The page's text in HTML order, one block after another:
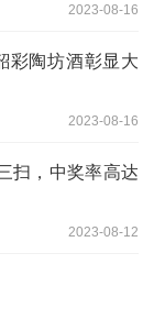
2023-08-16
彩陶坊酒彰显大
2023-08-16
扫，中奖率高达
2023-08-12